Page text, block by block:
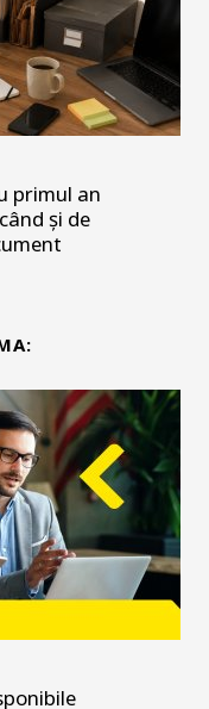
primul an
și de